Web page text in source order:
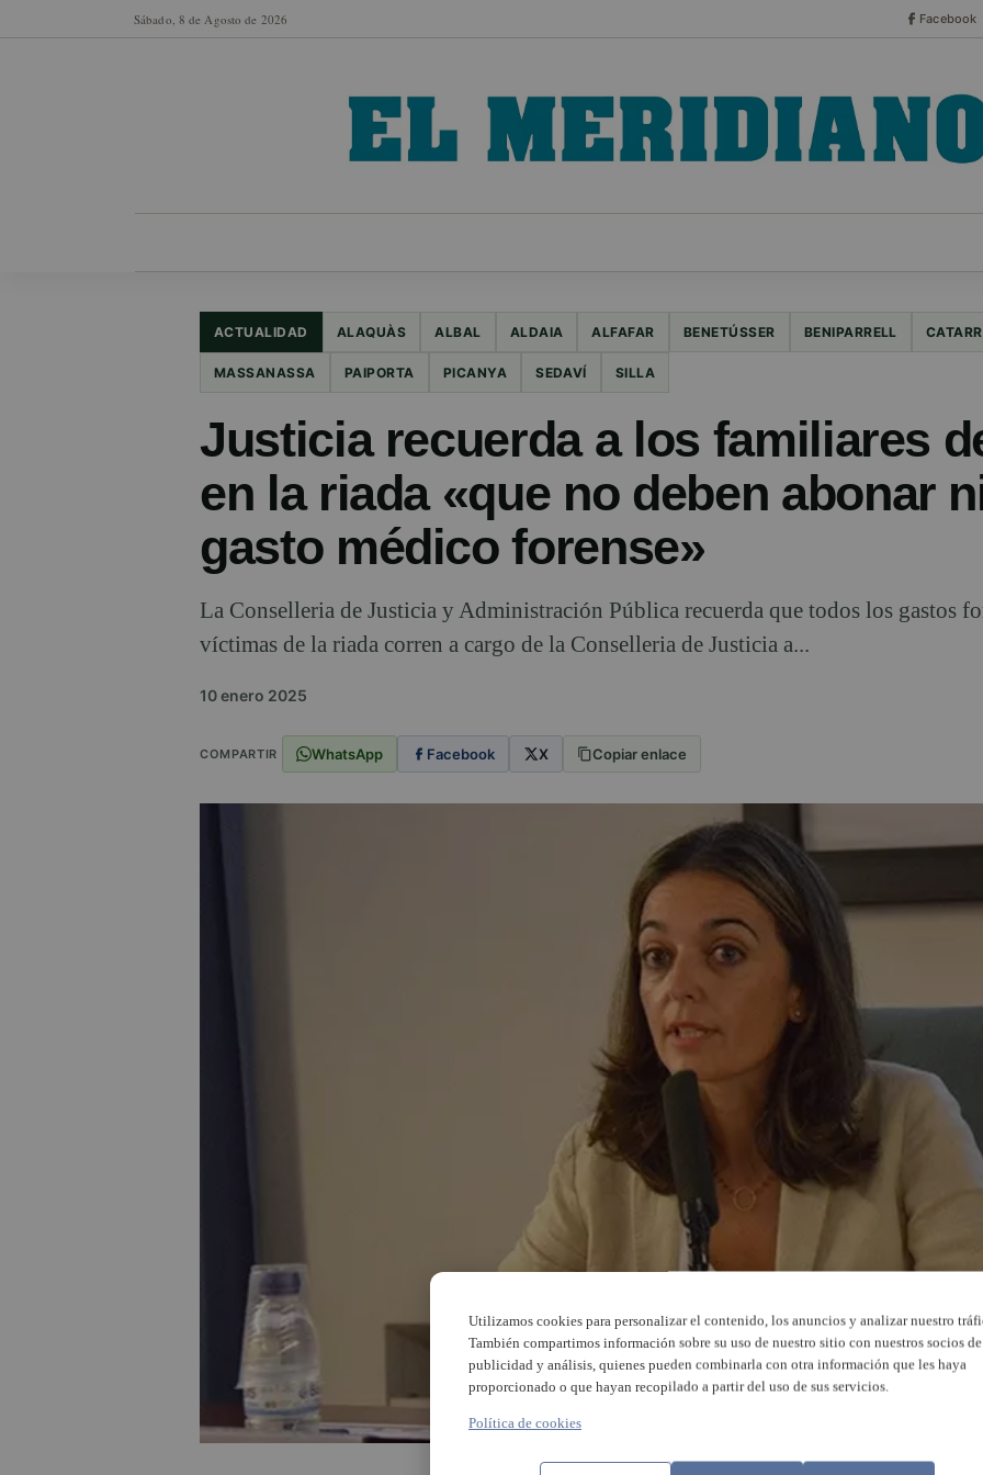
Sábado, 8 de Agosto de 2026 Facebook
ACTUALIDAD ALAQUÀS ALBAL ALDAIA ALFAFAR BENETÚSSER BENIPARRELL
MASSANASSA PAIPORTA PICANYA SEDAVÍ SILLA
Justicia recuerda a los familiares
en la riada «que no deben abonar
gasto médico forense»
La Conselleria de Justicia y Administración Pública recuerda que todos los gastos
víctimas de la riada corren a cargo de la Conselleria de Justicia a...
10 enero 2025
COMPARTIR WhatsApp Facebook X Copiar enlace
Utilizamos cookies para personalizar el contenido, los anuncios y analizar nuestro
También compartimos información sobre su uso de nuestro sitio con nuestros socios de
publicidad y análisis, quienes pueden combinarla con otra información que les haya
proporcionado o que hayan recopilado a partir del uso de sus servicios.
Política de cookies